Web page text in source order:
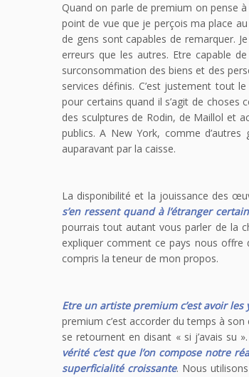
Quand on parle de premium on pense
point de vue que je perçois ma place
de gens sont capables de remarquer.
erreurs que les autres. Etre capable
surconsommation des biens et des
services définis. C’est justement tout
pour certains quand il s’agit de choses
des sculptures de Rodin, de Maillol et
publics. A New York, comme
auparavant par la caisse.
La disponibilité et la jouissance des
s’en ressent quand à l’étranger
pourrais tout autant vous parler de la
expliquer comment ce pays nous offre
compris la teneur de mon propos.
Etre un artiste premium c’est avoir
premium c’est accorder du temps à
se retournent en disant « si j’avais su
vérité c’est que l’on compose notre
superficialité croissante. Nous